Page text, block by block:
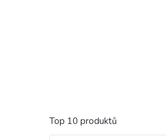
Top 10 produktů